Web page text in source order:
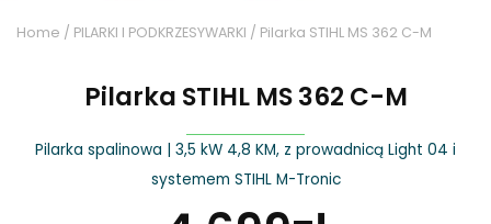
Home / PILARKI I PODKRZESYWARKI / Pilarka STIHL MS 362 C-M
Pilarka STIHL MS 362 C-M
Pilarka spalinowa | 3,5 kW 4,8 KM, z prowadnicą Light 04 i
systemem STIHL M-Tronic